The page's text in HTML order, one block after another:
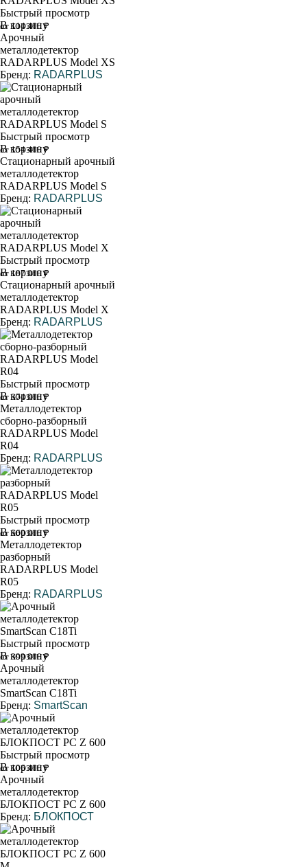
Быстрый просмотр
В корзину
от 114 400 ₽
Арочный
металлодетектор
RADARPLUS Model XS
Бренд: RADARPLUS
Быстрый просмотр
В корзину
от 154 400 ₽
Стационарный арочный
металлодетектор
RADARPLUS Model S
Бренд: RADARPLUS
Быстрый просмотр
В корзину
от 187 000 ₽
Стационарный арочный
металлодетектор
RADARPLUS Model X
Бренд: RADARPLUS
Быстрый просмотр
В корзину
от 374 000 ₽
Металлодетектор
сборно-разборный
RADARPLUS Model
R04
Бренд: RADARPLUS
Быстрый просмотр
В корзину
от 560 000 ₽
Металлодетектор
разборный
RADARPLUS Model
R05
Бренд: RADARPLUS
Быстрый просмотр
В корзину
от 399 000 ₽
Арочный
металлодетектор
SmartScan C18Ti
Бренд: SmartScan
Быстрый просмотр
В корзину
от 106 400 ₽
Арочный
металлодетектор
БЛОКПОСТ PC Z 600
Бренд: БЛОКПОСТ